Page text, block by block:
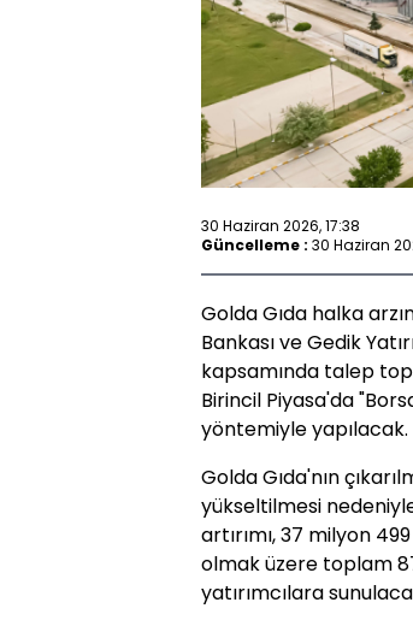
30 Haziran 2026, 17:38
Güncelleme : 30 Haziran
Golda Gıda halka
Bankası ve Gedik
kapsamında talep
Birincil Piyasa'da
yöntemiyle yapılacak.
Golda Gıda'nın
yükseltilmesi
artırımı, 37 milyon
olmak üzere toplam
yatırımcılara